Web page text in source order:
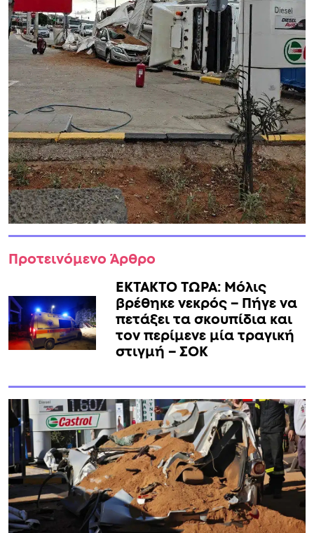
Προτεινόμενο Άρθρο
ΕΚΤΑΚΤΟ ΤΩΡΑ: Μόλις
βρέθηκε νεκρός – Πήγε να
πετάξει τα σκουπίδια και
τον περίμενε μία τραγική
στιγμή – ΣΟΚ